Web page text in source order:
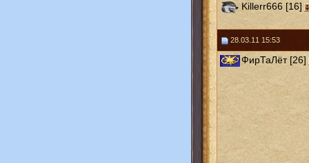
Killerr666 [16]
28.03.11 15:53
ФирТаЛёт [26]